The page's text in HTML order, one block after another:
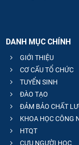
DANH MỤC CHÍNH
GIỚI THIỆU
CƠ CẤU TỔ CHỨC
TUYỂN SINH
ĐÀO TẠO
ĐẢM BẢO CHẤT
KHOA HỌC CÔNG
HTQT
CỰU NGƯỜI HỌC